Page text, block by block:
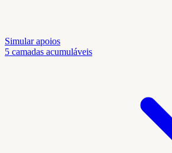
Simular apoios
5 camadas acumuláveis